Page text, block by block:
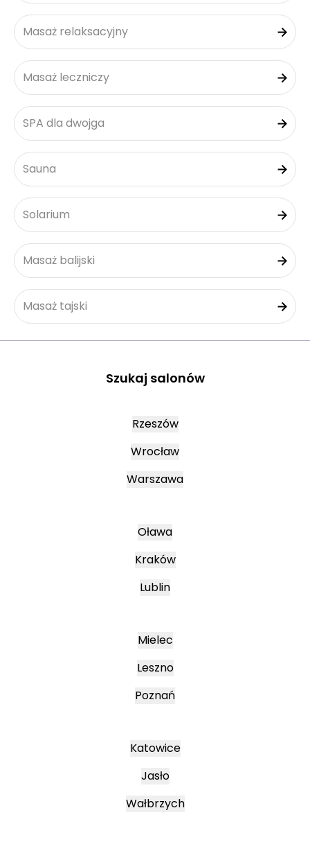
Masaż relaksacyjny
Masaż leczniczy
SPA dla dwojga
Sauna
Solarium
Masaż balijski
Masaż tajski
Szukaj salonów
Rzeszów
Wrocław
Warszawa
Oława
Kraków
Lublin
Mielec
Leszno
Poznań
Katowice
Jasło
Wałbrzych